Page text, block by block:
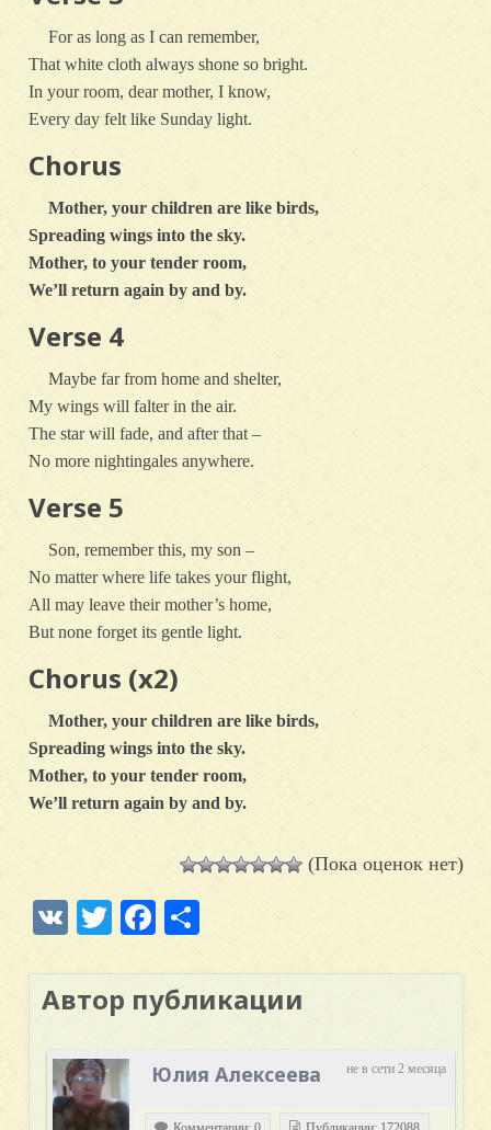
For as long as I can remember,
That white cloth always shone so bright.
In your room, dear mother, I know,
Every day felt like Sunday light.
Chorus
Mother, your children are like birds,
Spreading wings into the sky.
Mother, to your tender room,
We’ll return again by and by.
Verse 4
Maybe far from home and shelter,
My wings will falter in the air.
The star will fade, and after that –
No more nightingales anywhere.
Verse 5
Son, remember this, my son –
No matter where life takes your flight,
All may leave their mother’s home,
But none forget its gentle light.
Chorus (x2)
Mother, your children are like birds,
Spreading wings into the sky.
Mother, to your tender room,
We’ll return again by and by.
(Пока оценок нет)
VK TwitterFacebook
Автор публикации
не в сети 2 месяца
Юлия Алексеева